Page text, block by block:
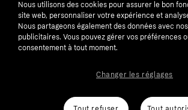
number: 556737-0431
Nous utilisons des cookies pour assurer le bon
site web, personnaliser votre expérience et
Nous partageons également des données avec
publicitaires. Vous pouvez gérer vos préférences
consentement à tout moment.
Changer les réglages